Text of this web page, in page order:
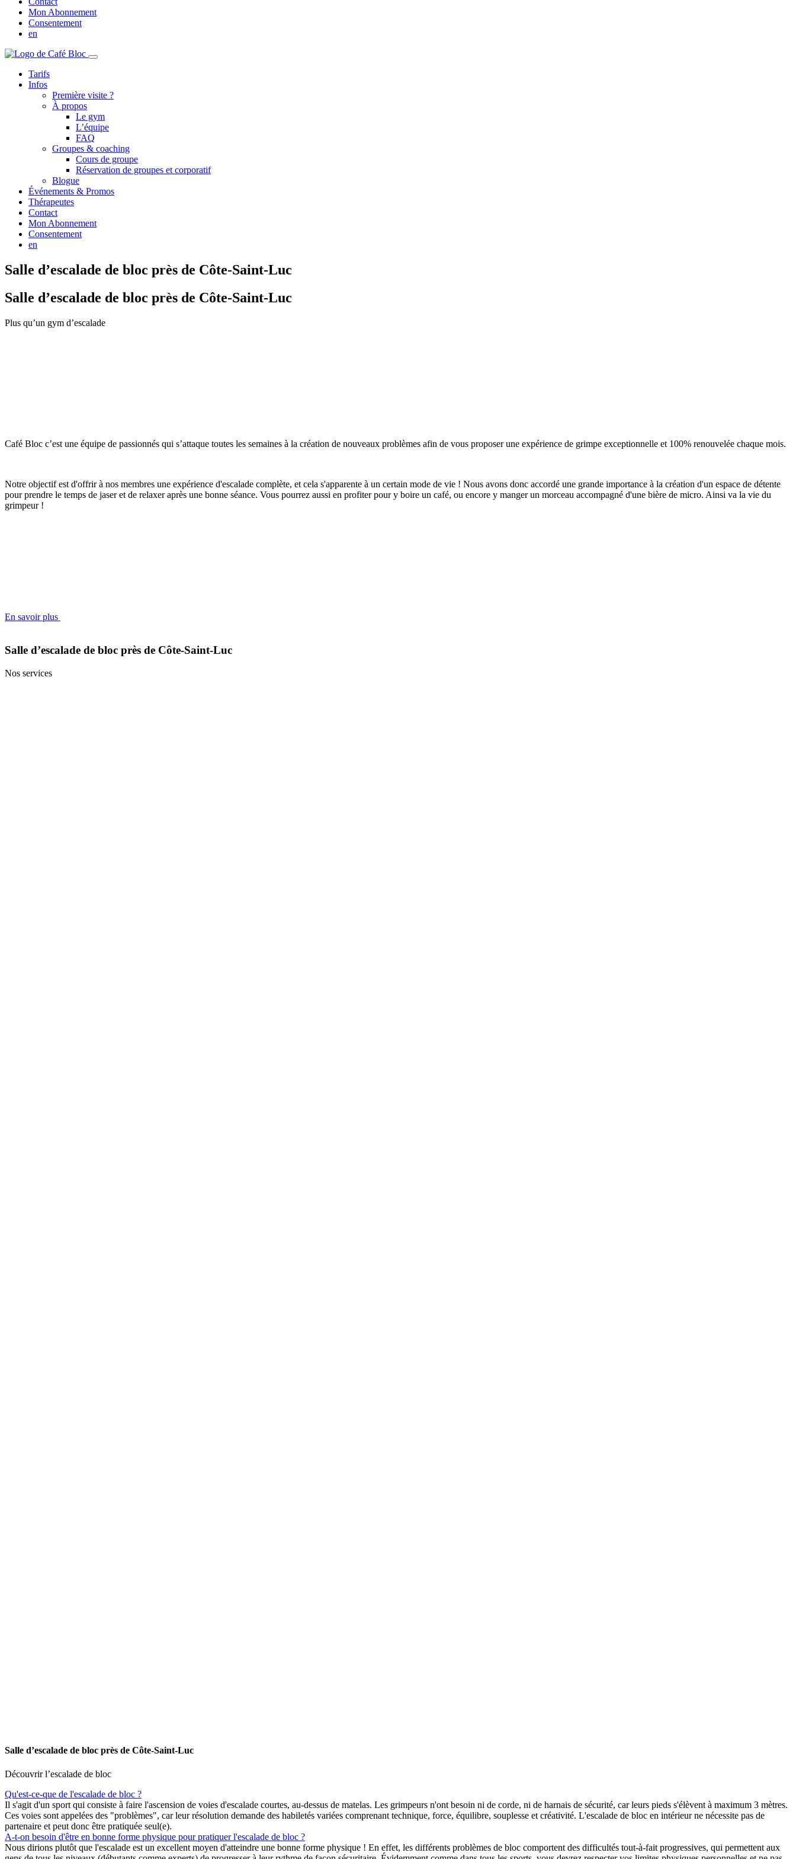
Mon Abonnement
Consentement
en
Tarifs
Infos
Première visite ?
À propos
Le gym
L’équipe
FAQ
Groupes & coaching
Cours de groupe
Réservation de groupes et corporatif
Blogue
Événements & Promos
Thérapeutes
Contact
Mon Abonnement
Consentement
en
Salle d’escalade de bloc près de Côte-Saint-Luc
Salle d’escalade de bloc près de Côte-Saint-Luc
Plus qu’un gym d’escalade
Café Bloc c’est une équipe de passionnés qui s’attaque toutes les semaines à la création de nouveaux problèmes afin de vous proposer une expérience de grimpe exceptionnelle et 100% renouvelée chaque mois.
Notre objectif est d'offrir à nos membres une expérience d'escalade complète, et cela s'apparente à un certain mode de vie ! Nous avons donc accordé une grande importance à la création d'un espace de détente
pour prendre le temps de jaser et de relaxer après une bonne séance. Vous pourrez aussi en profiter pour y boire un café, ou encore y manger un morceau accompagné d'une bière de micro. Ainsi va la vie du
grimpeur !
En savoir plus
Salle d’escalade de bloc près de Côte-Saint-Luc
Nos services
Salle d’escalade de bloc près de Côte-Saint-Luc
Découvrir l’escalade de bloc
Qu'est-ce-que de l'escalade de bloc ?
Il s'agit d'un sport qui consiste à faire l'ascension de voies d'escalade courtes, au-dessus de matelas. Les grimpeurs n'ont besoin ni de corde, ni de harnais de sécurité, car leurs pieds s'élèvent à maximum 3 mètres.
Ces voies sont appelées des "problèmes", car leur résolution demande des habiletés variées comprenant technique, force, équilibre, souplesse et créativité. L'escalade de bloc en intérieur ne nécessite pas de
partenaire et peut donc être pratiquée seul(e).
A-t-on besoin d'être en bonne forme physique pour pratiquer l'escalade de bloc ?
Nous dirions plutôt que l'escalade est un excellent moyen d'atteindre une bonne forme physique ! En effet, les différents problèmes de bloc comportent des difficultés tout-à-fait progressives, qui permettent aux